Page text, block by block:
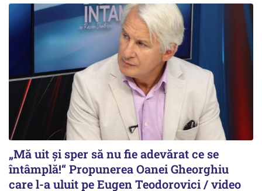
„Mă uit și sper să nu fie adevărat ce se
întâmplă!“ Propunerea Oanei Gheorghiu
care l-a uluit pe Eugen Teodorovici / video